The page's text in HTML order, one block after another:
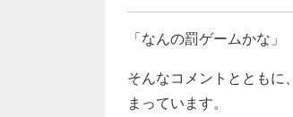
「なんの罰ゲームかな」
そんなコメントとともに、
まっています。